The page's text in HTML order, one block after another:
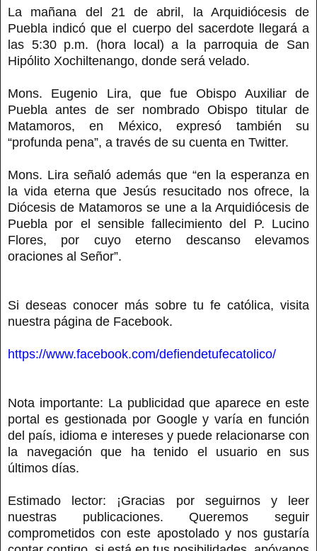
La mañana del 21 de abril, la Arquidiócesis de
Puebla indicó que el cuerpo del sacerdote llegará a
las 5:30 p.m. (hora local) a la parroquia de San
Hipólito Xochiltenango, donde será velado.
Mons. Eugenio Lira, que fue Obispo Auxiliar de
Puebla antes de ser nombrado Obispo titular de
Matamoros, en México, expresó también su
“profunda pena”, a través de su cuenta en Twitter.
Mons. Lira señaló además que “en la esperanza en
la vida eterna que Jesús resucitado nos ofrece, la
Diócesis de Matamoros se une a la Arquidiócesis de
Puebla por el sensible fallecimiento del P. Lucino
Flores, por cuyo eterno descanso elevamos
oraciones al Señor”.
Si deseas conocer más sobre tu fe católica, visita
nuestra página de Facebook.
https://www.facebook.com/defiendetufecatolico/
Nota importante: La publicidad que aparece en este
portal es gestionada por Google y varía en función
del país, idioma e intereses y puede relacionarse con
la navegación que ha tenido el usuario en sus
últimos días.
Estimado lector: ¡Gracias por seguirnos y leer
nuestras publicaciones. Queremos seguir
comprometidos con este apostolado y nos gustaría